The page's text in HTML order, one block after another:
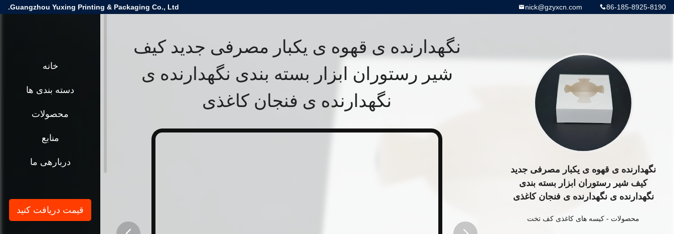
Guangzhou Yuxing Printing & Packaging Co., Ltd. 86-185-8925-8190
nick@gzyxcn.com
نگهدارنده ی قهوه ی یکبار مصرفی جدید
کیف شیر رستوران ابزار بسته بندی
نگهدارنده ی نگهدارنده ی فنجان کاغذی
محصولات - کیسه های کاغذی کف تخت
نگهدارنده ی قهوه ی یکبار مصرفی جدید کیف
شیر رستوران ابزار بسته بندی نگهدارنده ی
نگهدارنده ی فنجان کاغذی
خانه
دسته بندی ها
محصولات
منابع
دربارهی ما
قیمت دریافت کنید